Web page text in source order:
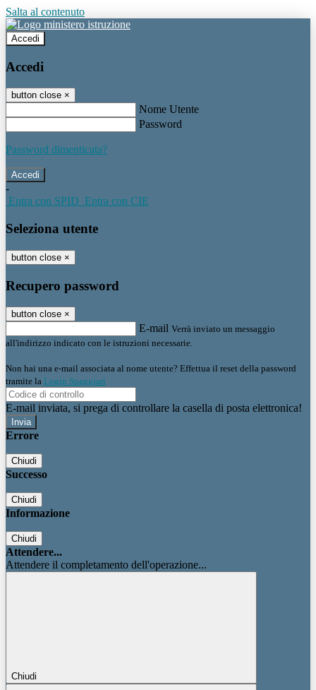
Salta al contenuto
Accedi
Accedi
button close ×
Nome Utente
Password
Password dimenticata?
-
Entra con SPID Entra con CIE
Seleziona utente
button close ×
Recupero password
button close ×
E-mail Verrà inviato un messaggio
all'indirizzo indicato con le istruzioni necessarie.
Non hai una e-mail associata al nome utente? Effettua il reset della password
tramite la Login Spaggiari
E-mail inviata, si prega di controllare la casella di posta elettronica!
Errore
Chiudi
Successo
Chiudi
Informazione
Chiudi
Attendere...
Attendere il completamento dell'operazione...
Chiudi